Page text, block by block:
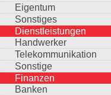
Eigentum
Sonstiges
Dienstleistungen
Handwerker
Telekommunikation
Sonstige
Finanzen
Banken